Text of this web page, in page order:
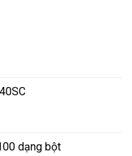
dạng bột